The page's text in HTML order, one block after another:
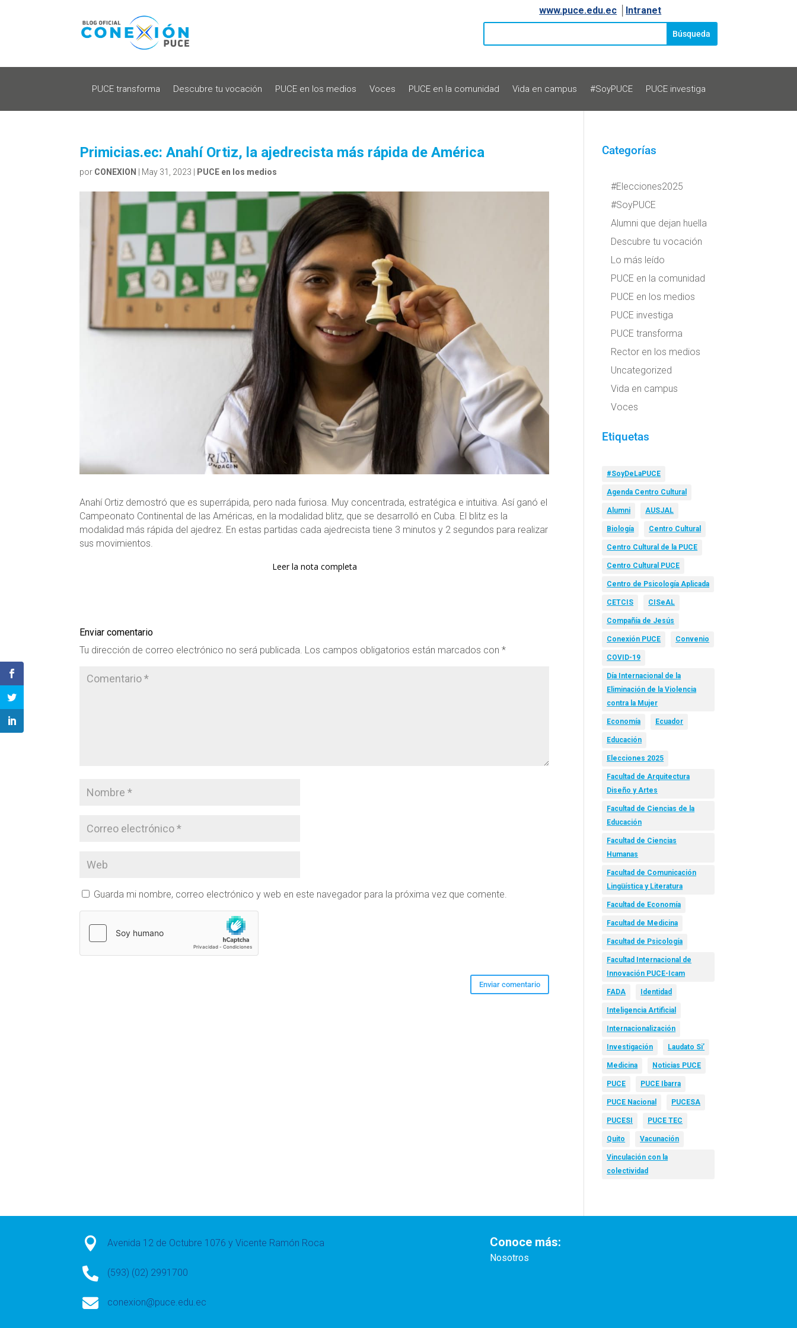
www.puce.edu.ec Intranet
PUCE transforma Descubre tu vocación PUCE en los medios Voces PUCE en la comunidad Vida en campus #SoyPUCE PUCE investiga
Primicias.ec: Anahí Ortiz, la ajedrecista más rápida de América
por CONEXION May 31, 2023 PUCE en los medios
Anahí Ortiz demostró que es superrápida, pero nada furiosa. Muy concentrada, estratégica e intuitiva. Así ganó el
Campeonato Continental de las Américas, en la modalidad blitz, que se desarrolló en Cuba. El blitz es la
modalidad más rápida del ajedrez. En estas partidas cada ajedrecista tiene 3 minutos y 2 segundos para realizar
sus movimientos.
Leer la nota completa
Enviar comentario
Tu dirección de correo electrónico no será publicada. Los campos obligatorios están marcados con*
Guarda mi nombre, correo electrónico y web en este navegador para la próxima vez que comente.
Categorías
#Elecciones2025
#SoyPUCE
Alumni que dejan huella
Descubre tu vocación
Lo más leído
PUCE en la comunidad
PUCE en los medios
PUCE investiga
PUCE transforma
Rector en los medios
Uncategorized
Vida en campus
Voces
Etiquetas
#SoyDeLaPUCE
Agenda Centro Cultural
Alumni AUSJAL
Biología Centro Cultural
Centro Cultural de la PUCE
Centro Cultural PUCE
Centro de Psicología Aplicada
CETCIS CISeAL
Compañía de Jesús
Conexión PUCE Convenio
COVID-19
Día Internacional de la
Eliminación de la Violencia
contra la Mujer
Economía Ecuador
Educación
Elecciones 2025
Facultad de Arquitectura
Diseño y Artes
Facultad de Ciencias de la
Educación
Facultad de Ciencias
Humanas
Facultad de Comunicación
Lingüística y Literatura
Facultad de Economía
Facultad de Medicina
Facultad de Psicología
Facultad Internacional de
Innovación PUCE-Icam
FADA Identidad
Inteligencia Artificial
Internacionalización
Investigación Laudato Si’
Medicina Noticias PUCE
PUCE PUCE Ibarra
PUCE Nacional PUCESA
PUCESI PUCE TEC
Quito Vacunación
Vinculación con la
colectividad
 Avenida 12 de Octubre 1076 y Vicente Ramón Roca
 (593) (02) 2991700
 conexion@puce.edu.ec
Conoce más:
Nosotros